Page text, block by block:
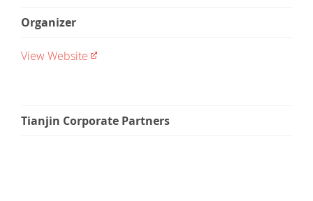
Organizer
View Website
Tianjin Corporate Partners